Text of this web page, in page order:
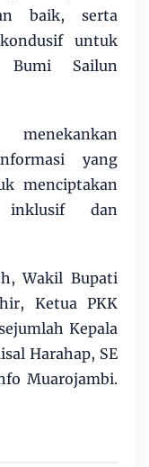
baik, serta
untuk
Bumi Sailun
yang
menciptakan
dan
Wakil Bupati
Ketua PKK
Kepala
Harahap, SE
Muarojambi.